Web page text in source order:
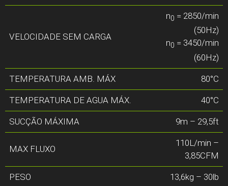
VELOCIDADE SEM CARGA
n0 = 2850/min
(50Hz)
n0 = 3450/min
(60Hz)
TEMPERATURA AMB. MÁX 80°C
TEMPERATURA DE AGUA MÁX. 40°C
SUCÇÃO MÁXIMA 9m – 29,5ft
MAX FLUXO
110L/min –
3,85CFM
PESO 13,6kg – 30lb